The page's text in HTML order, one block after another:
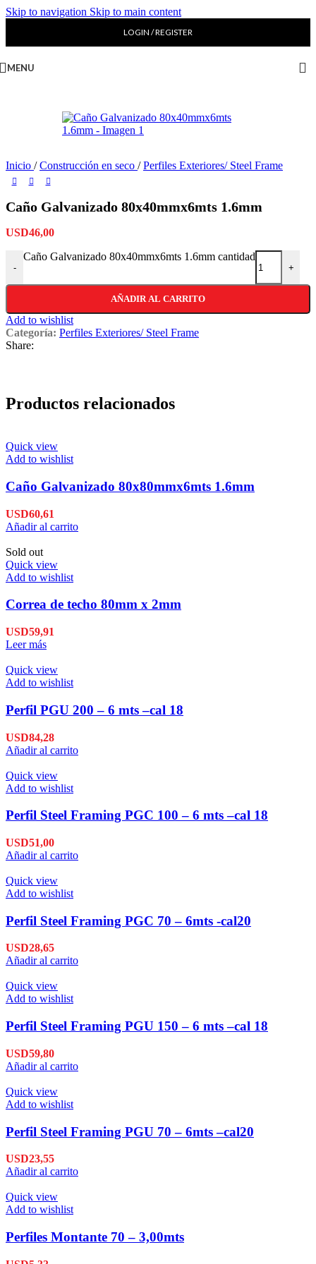
Skip to navigation Skip to main content
LOGIN / REGISTER
MENU
Inicio / Construcción en seco / Perfiles Exteriores/ Steel Frame
Caño Galvanizado 80x40mmx6mts 1.6mm
USD46,00
-
Caño Galvanizado 80x40mmx6mts 1.6mm cantidad
+
AÑADIR AL CARRITO
Add to wishlist
Categoría: Perfiles Exteriores/ Steel Frame
Share:
Productos relacionados
Quick view
Add to wishlist
Caño Galvanizado 80x80mmx6mts 1.6mm
USD60,61
Añadir al carrito
Sold out
Quick view
Add to wishlist
Correa de techo 80mm x 2mm
USD59,91
Leer más
Quick view
Add to wishlist
Perfil PGU 200 – 6 mts –cal 18
USD84,28
Añadir al carrito
Quick view
Add to wishlist
Perfil Steel Framing PGC 100 – 6 mts –cal 18
USD51,00
Añadir al carrito
Quick view
Add to wishlist
Perfil Steel Framing PGC 70 – 6mts -cal20
USD28,65
Añadir al carrito
Quick view
Add to wishlist
Perfil Steel Framing PGU 150 – 6 mts –cal 18
USD59,80
Añadir al carrito
Quick view
Add to wishlist
Perfil Steel Framing PGU 70 – 6mts –cal20
USD23,55
Añadir al carrito
Quick view
Add to wishlist
Perfiles Montante 70 – 3,00mts